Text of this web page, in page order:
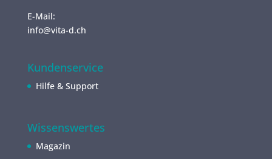
E-Mail:
info@vita-d.ch
Kundenservice
Hilfe & Support
Wissenswertes
Magazin